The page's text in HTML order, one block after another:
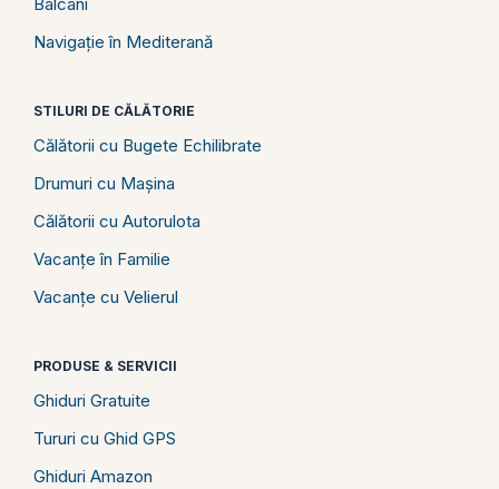
Navigație în Mediterană
STILURI DE CĂLĂTORIE
Călătorii cu Bugete Echilibrate
Drumuri cu Mașina
Călătorii cu Autorulota
Vacanțe în Familie
Vacanțe cu Velierul
PRODUSE & SERVICII
Ghiduri Gratuite
Tururi cu Ghid GPS
Ghiduri Amazon